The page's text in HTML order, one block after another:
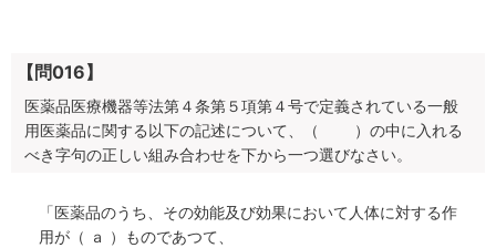
【問016】
医薬品医療機器等法第４条第５項第４号で定義されている一般
用医薬品に関する以下の記述について、（ ）の中に入れる
べき字句の正しい組み合わせを下から一つ選びなさい。
「医薬品のうち、その効能及び効果において人体に対する作
用が（ ａ ）ものであつて、